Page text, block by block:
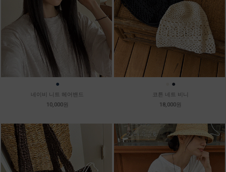
●
네이비 니트 헤어밴드
10,000원
●
코튼 네트 비니
18,000원